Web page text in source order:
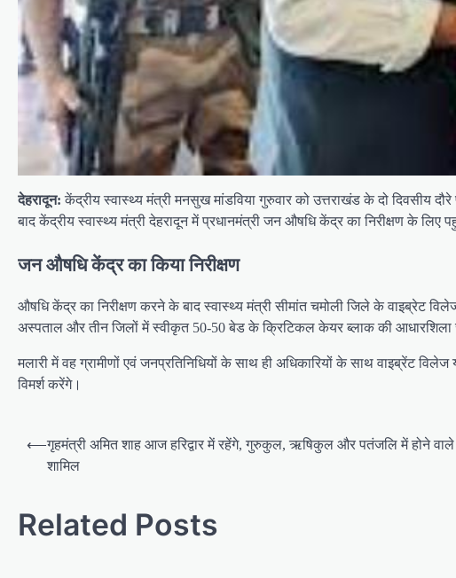
देहरादून: केंद्रीय स्वास्थ्य मंत्री मनसुख मांडविया गुरुवार को उत्तराखंड के दो दिवसीय
बाद केंद्रीय स्वास्थ्य मंत्री देहरादून में प्रधानमंत्री जन औषधि केंद्र का निरीक्षण के लिए
जन औषधि केंद्र का किया निरीक्षण
औषधि केंद्र का निरीक्षण करने के बाद स्वास्थ्य मंत्री सीमांत चमोली जिले के वाइब्रेट
अस्पताल और तीन जिलों में स्वीकृत 50-50 बेड के क्रिटिकल केयर ब्लाक की आधारशिला
मलारी में वह ग्रामीणों एवं जनप्रतिनिधियों के साथ ही अधिकारियों के साथ वाइब्रेंट
विमर्श करेंगे।
t
⟵गृहमंत्री अमित शाह आज हरिद्वार में रहेंगे, गुरुकुल, ऋषिकुल और पतंजलि में होने वाले
शामिल
Related Posts